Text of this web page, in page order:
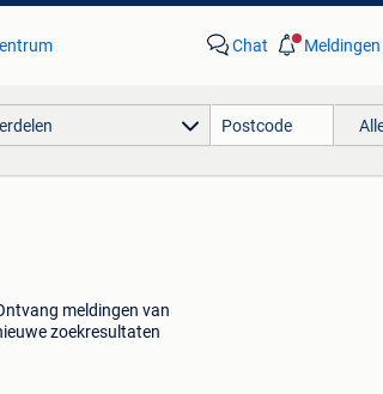
Chat Meldingen
meldingen van
zoekresultaten